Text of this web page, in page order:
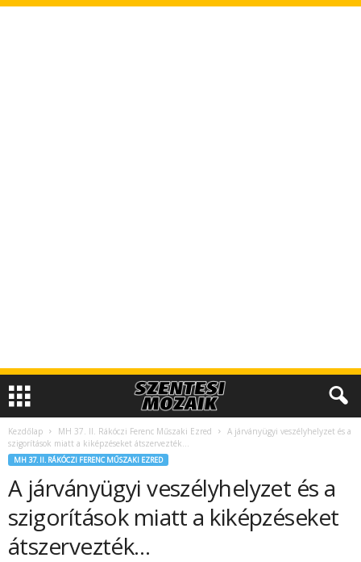
Kezdőlap MH 37. II. Rákóczi Ferenc Műszaki Ezred
A járványügyi veszélyhelyzet és a
szigorítások miatt a kiképzéseket átszervezték…
MH 37. II. RÁKÓCZI FERENC MŰSZAKI EZRED
A járványügyi veszélyhelyzet és a
szigorítások miatt a kiképzéseket
átszervezték…